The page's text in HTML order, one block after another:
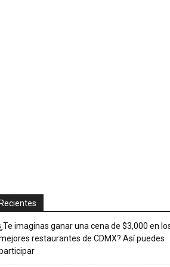
imaginas ganar una cena de $3,000 en
restaurantes de CDMX? Así puedes